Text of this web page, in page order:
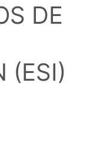
DE
(ESI)